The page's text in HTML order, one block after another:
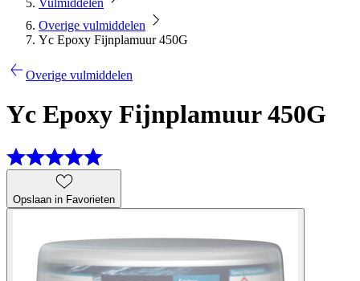
Vulmiddelen
Overige vulmiddelen
Yc Epoxy Fijnplamuur 450G
Overige vulmiddelen
Yc Epoxy Fijnplamuur 450G
Opslaan in Favorieten